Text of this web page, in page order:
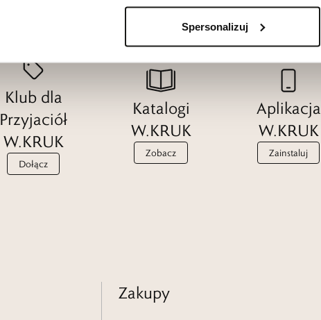
Spersonalizuj
Klub dla
Przyjaciół
W.KRUK
Dołącz
Katalogi
W.KRUK
Zobacz
Aplikacja
W.KRUK
Zainstaluj
Zakupy